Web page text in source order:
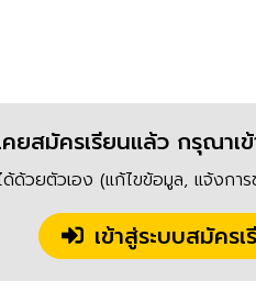
ยสมัครเรียนแล้ว กรุณาเ
วยตัวเอง (แก้ไขข้อมูล, แจ้งการ
เข้าสู่ระบบสมัคร